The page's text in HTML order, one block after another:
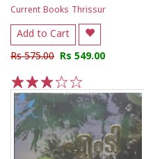
Current Books Thrissur
Add to Cart
Rs 575.00 Rs 549.00
5
4
3
2
1